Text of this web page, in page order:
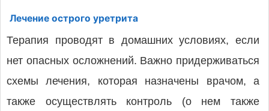
Лечение острого уретрита
Терапия проводят в домашних условиях, если
нет опасных осложнений. Важно придерживаться
схемы лечения, которая назначены врачом, а
также осуществлять контроль (о нем также